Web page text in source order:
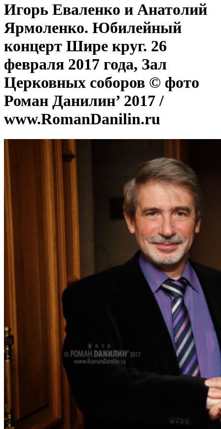
Игорь Еваленко и Анатолий
Ярмоленко. Юбилейный
концерт Шире круг. 26
февраля 2017 года, Зал
Церковных соборов © фото
Роман Данилин’ 2017 /
www.RomanDanilin.ru